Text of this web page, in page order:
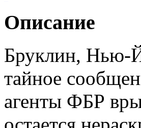
Описание
Бруклин, Нью-
тайное
агенты ФБР